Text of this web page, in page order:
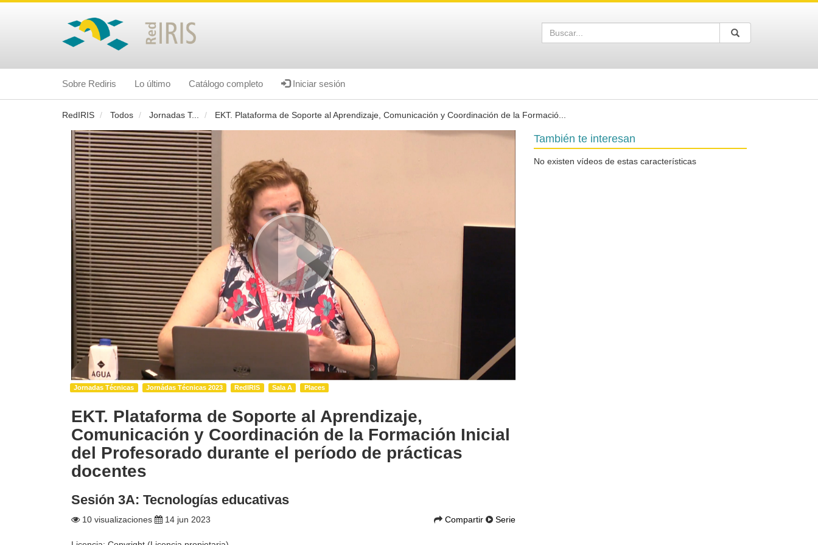
Buscar Enviar
Buscar
Sobre Rediris Lo último Catálogo completo Iniciar sesión
RedIRIS Todos Jornadas T... EKT. Plataforma de Soporte al Aprendizaje, Comunicación y Coordinación de la Formació...
Jornadas Técnicas Jornádas Técnicas 2023 RedIRIS Sala A Places
EKT. Plataforma de Soporte al Aprendizaje,
Comunicación y Coordinación de la Formación Inicial
del Profesorado durante el período de prácticas
docentes
Sesión 3A: Tecnologías educativas
10 visualizaciones 14 jun 2023 Compartir Serie
También te interesan
No existen vídeos de estas características